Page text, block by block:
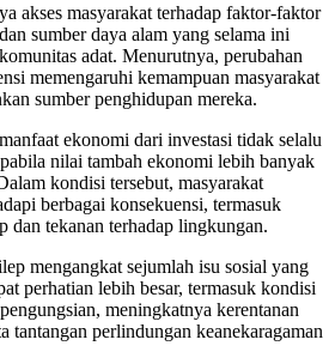
akses masyarakat terhadap faktor-faktor
sumber daya alam yang selama ini
adat. Menurutnya, perubahan
memengaruhi kemampuan masyarakat
sumber penghidupan mereka.
ekonomi dari investasi tidak selalu
nilai tambah ekonomi lebih banyak
kondisi tersebut, masyarakat
berbagai konsekuensi, termasuk
dan tekanan terhadap lingkungan.
mengangkat sejumlah isu sosial yang
perhatian lebih besar, termasuk kondisi
meningkatnya kerentanan
tantangan perlindungan keanekaragaman